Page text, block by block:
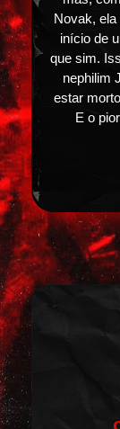
Novak,
início de
que sim.
nephilim
estar
E o